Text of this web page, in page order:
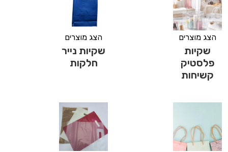
הצג מוצרים
שקיות
פלסטיק
קשיחות
הצג מוצרים
שקיות נייר
חלקות